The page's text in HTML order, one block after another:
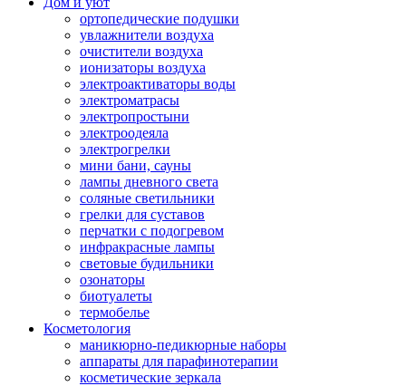
ортопедические подушки
увлажнители воздуха
очистители воздуха
ионизаторы воздуха
электроактиваторы воды
электроматрасы
электропростыни
электроодеяла
электрогрелки
мини бани, сауны
лампы дневного света
соляные светильники
грелки для суставов
перчатки с подогревом
инфракрасные лампы
световые будильники
озонаторы
биотуалеты
термобелье
Косметология
маникюрно-педикюрные наборы
аппараты для парафинотерапии
косметические зеркала